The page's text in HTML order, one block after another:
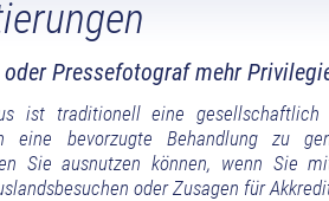
Pressefotograf mehr
ist traditionell eine
eine bevorzugte Behandlung zu
Sie ausnutzen können, wenn Sie
oder Zusagen für